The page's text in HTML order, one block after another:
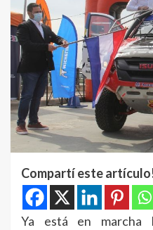
Compartí este
Ya está en marcha